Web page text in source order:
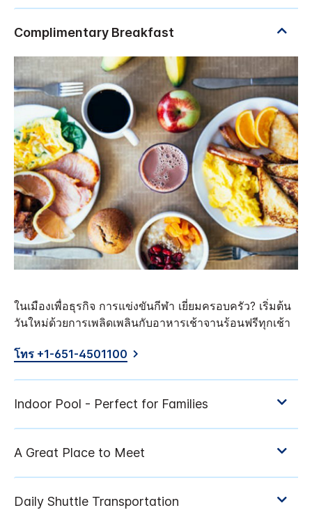
ในเมืองเพื่อธุรกิจ การแข่งขันกีฬา เยี่ยมครอบครัว? เริ่มต้น
วันใหม่ด้วยการเพลิดเพลินกับอาหารเช้าจานร้อนฟรีทุกเช้า
โทร +1-651-4501100